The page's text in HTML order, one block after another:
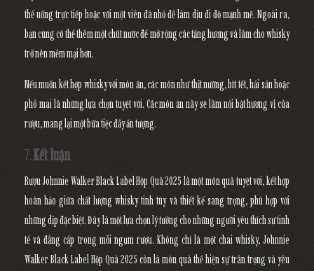
thể uống trực tiếp hoặc với một viên đá nhỏ để làm dịu đi độ mạnh mẽ. Ngoài ra,
bạn cũng có thể thêm một chút nước để mở rộng các tầng hương và làm cho whisky
trở nên mềm mại hơn.
Nếu muốn kết hợp whisky với món ăn, các món như thịt nướng, bít tết, hải sản hoặc
phô mai là những lựa chọn tuyệt vời. Các món ăn này sẽ làm nổi bật hương vị của
rượu, mang lại một bữa tiệc đầy ấn tượng.
7.Kết luận
Rượu Johnnie Walker Black Label Hộp Quà 2025 là một món quà tuyệt vời, kết hợp
hoàn hảo giữa chất lượng whisky tinh túy và thiết kế sang trọng, phù hợp với
những dịp đặc biệt. Đây là một lựa chọn lý tưởng cho những người yêu thích sự tinh
tế và đẳng cấp trong mỗi ngụm rượu. Không chỉ là một chai whisky, Johnnie
Walker Black Label Hộp Quà 2025 còn là món quà thể hiện sự trân trọng và yêu